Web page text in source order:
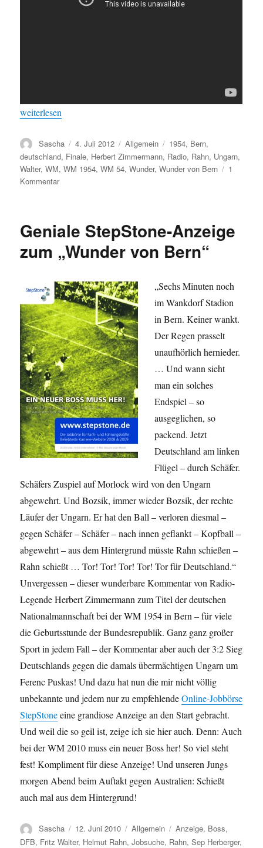
„Das Wunder von Bern wird 58 Jahre alt“
weiterlesen
Autor
Sascha
Veröffentlicht
am
4. Juli 2012 Kategorien
Allgemein Schlagwörter
1954, Bern,
deutschland, Finale, Herbert Zimmermann, Radio, Rahn, Ungarn,
Walter,WM,WM 1954,WM 54,Wunder,Wunder von Bern
1
Kommentarzu
Bern
58
alt
Geniale StepStone-Anzeige
zum „Wunder von Bern“
„Sechs Minuten noch
im Wankdorf Stadion
in Bern. Keiner wankt.
Der Regen prasselt
unaufhörlich hernieder.
… Und wann sieht
man ein solches
Endspiel – so
ausgeglichen, so
packend. Jetzt
Deutschland am linken
Flügel – durch Schäfer.
Schäfers Zuspiel auf Morlock wird von den Ungarn
abgewehrt. Und Bozsik, immer wieder Bozsik, der rechte
Läufer der Ungarn. Er hat den Ball – verloren diesmal –
gegen Schäfer – Schäfer – nach innen geflankt – Kopfball –
abgewehrt – aus dem Hintergrund müsste Rahn schießen –
Rahn schießt … Tor! Tor! Tor! Tor! Tor für Deutschland.“
Unvergessen – dieser wunderbare Kommentar von Radio-
Legende Herbert Zimmermann zum Titel der deutschen
Nationalmannschaft bei der WM 1954 in Bern – für viele
die Geburtsstunde der Bundesrepublik. Ganz ganz großer
Sport in jedem Fall – der Kommentar aber auch der 3:2 Sieg
Deutschlands gegen die damals übermächtigen Ungarn um
Ferenc Puskas! Und dazu hat nun die mir nicht völlig
unbekannte und jedem nur zu empfehlendeOnline-Jobbörse
StepStoneeine grandiose Anzeige an den Start gebracht.
Und weil die so geil ist, zeige ich sie hier auch. Denn: Auch
bei der WM 2010 muss ein neuer Boss her! So viel steht
fest! Kompliment für diese Anzeige! Und unseren Jungs
morgen Abend beim Auftakt gegen Australien: Schießt
auch mal aus dem Hintergrund!
Autor
Sascha
Veröffentlicht
am
12. Juni 2010 Kategorien
Allgemein Schlagwörter
Anzeige, Boss,
DFB, Fritz Walter, Helmut Rahn,Jobsuche, Rahn,Sep Herberger,